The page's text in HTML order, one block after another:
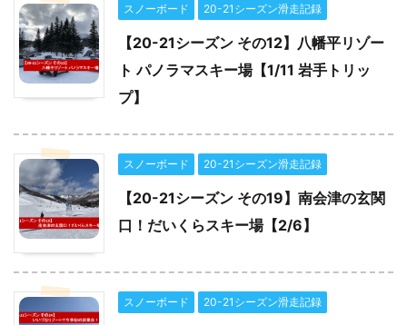
スノーボード 20-21シーズン滑走記録
【20-21シーズン その12】八幡平リゾー
ト パノラマスキー場【1/11 岩手トリッ
プ】
スノーボード 20-21シーズン滑走記録
【20-21シーズン その19】南会津の玄関
口！だいくらスキー場【2/6】
スノーボード 20-21シーズン滑走記録